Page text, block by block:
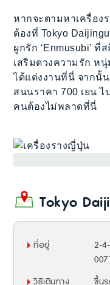
หากจะตามหาเครื่อง
ต้องที่ Tokyo
ผูกรัก ‘Enmusubi’
เสริมดวงความรัก ห
ได้แต่งงานที่นี่ จากนั้น
สนนราคา 700 เยน ไ
คนต้องไม่พลาดที่นี่
Tokyo
ที่อยู่
2-
วิธีเดินทาง
ขึ้น